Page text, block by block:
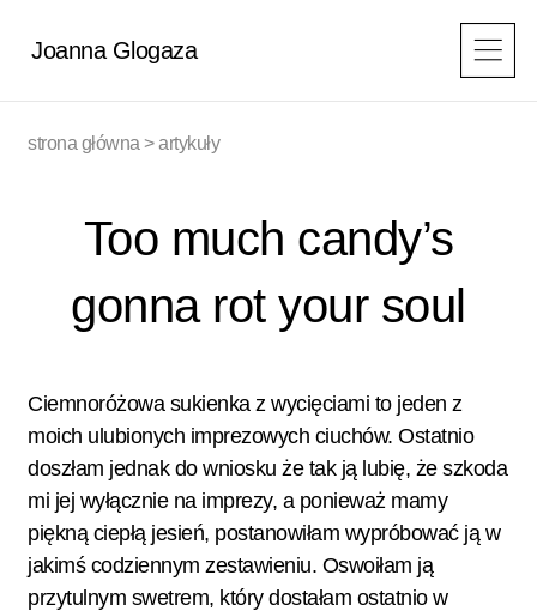
Joanna Glogaza
strona główna >artykuły
Too much candy’s
gonna rot your soul
Ciemnoróżowa sukienka z wycięciami to jeden z
moich ulubionych imprezowych ciuchów. Ostatnio
doszłam jednak do wniosku że tak ją lubię, że szkoda
mi jej wyłącznie na imprezy, a ponieważ mamy
piękną ciepłą jesień, postanowiłam wypróbować ją w
jakimś codziennym zestawieniu. Oswoiłam ją
przytulnym swetrem, który dostałam ostatnio w